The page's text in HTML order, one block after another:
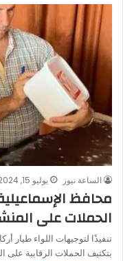
الساعة نيوز يوليو 15, 2024
محافظ
الحملات على
تنفيذًا لتوجيهات اللواء طيار
بتكثيف الحملات الرقابية على